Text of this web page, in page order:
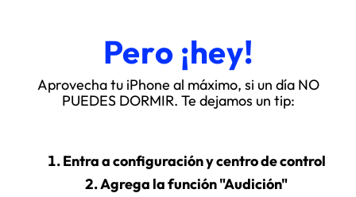
Pero ¡hey!
Aprovecha tu iPhone al máximo, si un día NO
PUEDES DORMIR. Te dejamos un tip:
Entra a configuración y centro de control
Agrega la función "Audición"